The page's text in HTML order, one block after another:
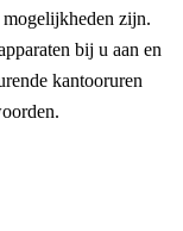
zijn.
bij u aan en
kantooruren